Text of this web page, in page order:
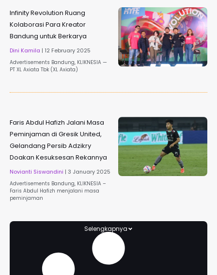
Infinity Revolution Ruang
Kolaborasi Para Kreator
Bandung untuk Berkarya
Dini Kamila 12 February 2025
Advertisements Bandung, KLIKNESIA —
PT XL Axiata Tbk (XL Axiata)
Faris Abdul Hafizh Jalani Masa
Peminjaman di Gresik United,
Gelandang Persib Adzikry
Doakan Kesuksesan Rekannya
Novianti Siswandini 3 January 2025
Advertisements Bandung, KLIKNESIA –
Faris Abdul Hafizh menjalani masa
peminjaman
Selengkapnya